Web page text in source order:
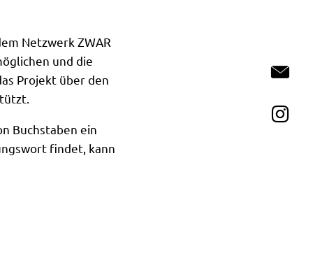
Netzwerk ZWAR
und die
Projekt über den
Buchstaben ein
findet, kann